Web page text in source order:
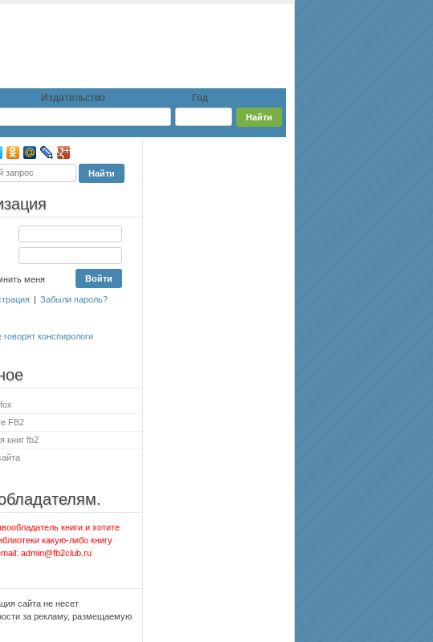
Издательство Год
меня
| Забыли пароль?
FB2
книг fb2
книги и хотите
какую-либо книгу
admin@fb2club.ru
сайта не несет
за рекламу, размещаемую